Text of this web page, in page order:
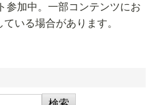
参加中。一部コンテンツにお
いる場合があります。